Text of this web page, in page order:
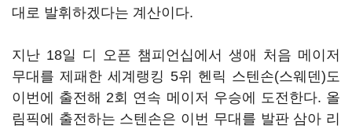
대로 발휘하겠다는 계산이다.
지난 18일 디 오픈 챔피언십에서 생애 처음 메이저
무대를 제패한 세계랭킹 5위 헨릭 스텐손(스웨덴)도
이번에 출전해 2회 연속 메이저 우승에 도전한다. 올
림픽에 출전하는 스텐손은 이번 무대를 발판 삼아 리